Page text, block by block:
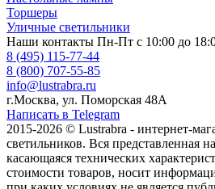
Торшеры
Уличные светильники
Наши контакты Пн-Пт с 10:00 до
8 (495) 115-77-44
8 (800) 707-55-85
info@lustrabra.ru
г.Москва, ул. Поморская 48А
Написать в Telegram
2015-2026 © Lustrabra - интернет-
светильников. Вся представленная
касающаяся технических
стоимости товаров, носит